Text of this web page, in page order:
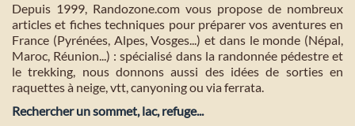
Depuis 1999, Randozone.com vous propose de nombreux
articles et fiches techniques pour préparer vos aventures en
France (Pyrénées, Alpes, Vosges...) et dans le monde (Népal,
Maroc, Réunion...) : spécialisé dans la randonnée pédestre et
le trekking, nous donnons aussi des idées de sorties en
raquettes à neige, vtt, canyoning ou via ferrata.
Rechercher un sommet, lac, refuge...